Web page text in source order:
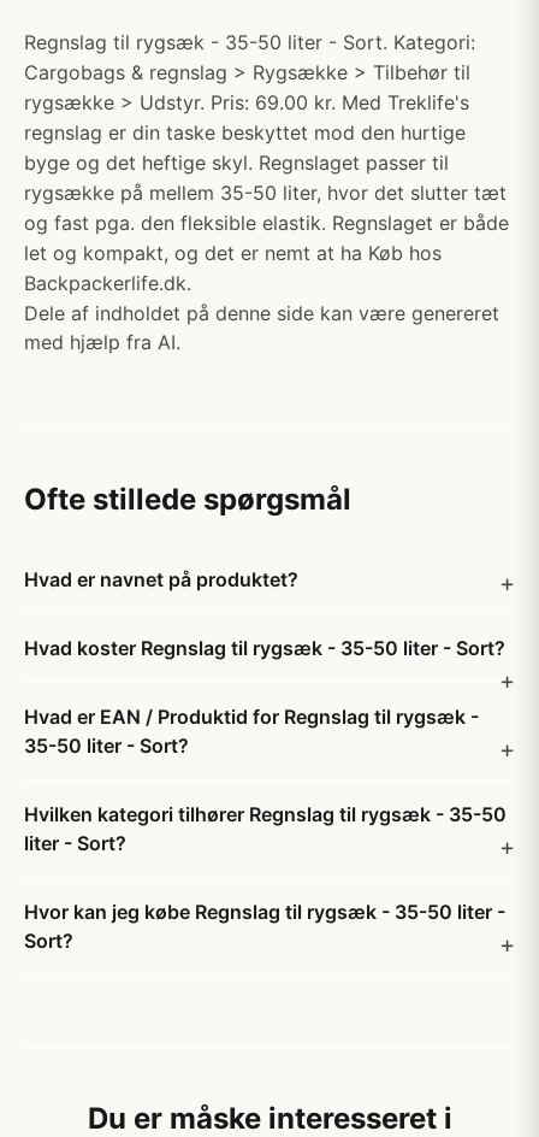
Regnslag til rygsæk - 35-50 liter - Sort. Kategori:
Cargobags & regnslag > Rygsække > Tilbehør til
rygsække > Udstyr. Pris: 69.00 kr. Med Treklife's
regnslag er din taske beskyttet mod den hurtige
byge og det heftige skyl. Regnslaget passer til
rygsække på mellem 35-50 liter, hvor det slutter tæt
og fast pga. den fleksible elastik. Regnslaget er både
let og kompakt, og det er nemt at ha Køb hos
Backpackerlife.dk.
Dele af indholdet på denne side kan være genereret
med hjælp fra AI.
Ofte stillede spørgsmål
Hvad er navnet på produktet?
Hvad koster Regnslag til rygsæk - 35-50 liter - Sort?
Hvad er EAN / Produktid for Regnslag til rygsæk -
35-50 liter - Sort?
Hvilken kategori tilhører Regnslag til rygsæk - 35-50
liter - Sort?
Hvor kan jeg købe Regnslag til rygsæk - 35-50 liter -
Sort?
Du er måske interesseret i